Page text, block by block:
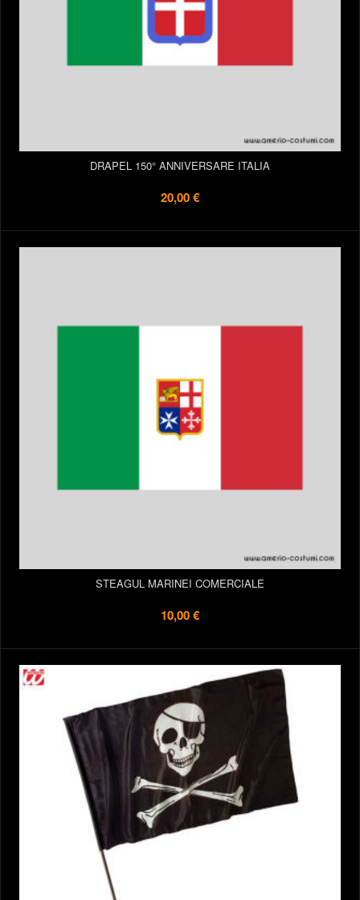
DRAPEL 150° ANNIVERSARE ITALIA
20,00 €
STEAGUL MARINEI COMERCIALE
10,00 €